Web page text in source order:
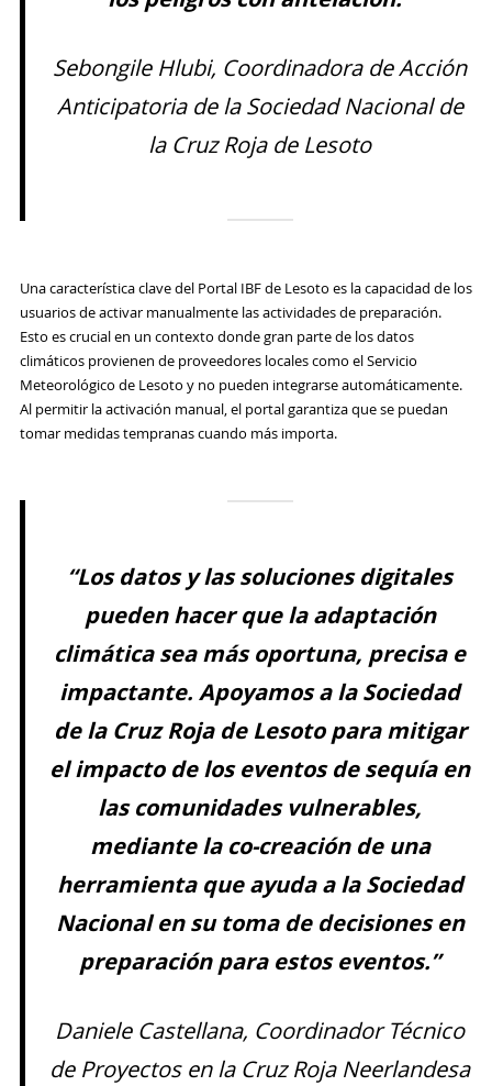
Sebongile Hlubi, Coordinadora de Acción
Anticipatoria de la Sociedad Nacional de
la Cruz Roja de Lesoto
Una característica clave del Portal IBF de Lesoto es la capacidad de los
usuarios de activar manualmente las actividades de preparación.
Esto es crucial en un contexto donde gran parte de los datos
climáticos provienen de proveedores locales como el Servicio
Meteorológico de Lesoto y no pueden integrarse automáticamente.
Al permitir la activación manual, el portal garantiza que se puedan
tomar medidas tempranas cuando más importa.
“Los datos y las soluciones digitales
pueden hacer que la adaptación
climática sea más oportuna, precisa e
impactante. Apoyamos a la Sociedad
de la Cruz Roja de Lesoto para mitigar
el impacto de los eventos de sequía en
las comunidades vulnerables,
mediante la co-creación de una
herramienta que ayuda a la Sociedad
Nacional en su toma de decisiones en
preparación para estos eventos.”
Daniele Castellana, Coordinador Técnico
de Proyectos en la Cruz Roja Neerlandesa